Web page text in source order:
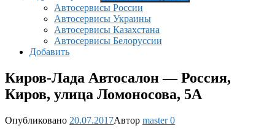
Автосервисы России
Автосервисы Украины
Автосервисы Казахстана
Автосервисы Белоруссии
Добавить
Киров-Лада Автосалон — Россия,
Киров, улица Ломоносова, 5А
Опубликовано 20.07.2017Автор master0